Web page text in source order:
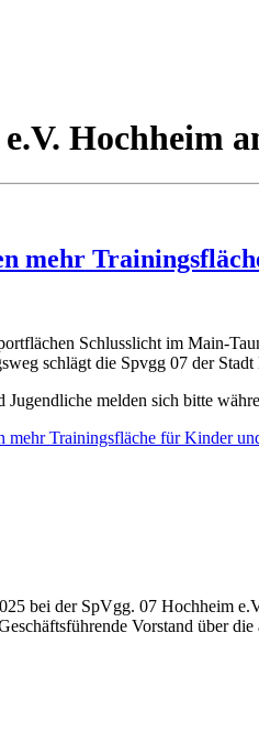
Hochheim
mehr
Schlusslicht im Main-
schlägt die Spvgg 07 der
Jugendliche melden sich bitte
Trainingsfläche für Kinder
bei der SpVgg. 07 Hochheim
Vorstand über